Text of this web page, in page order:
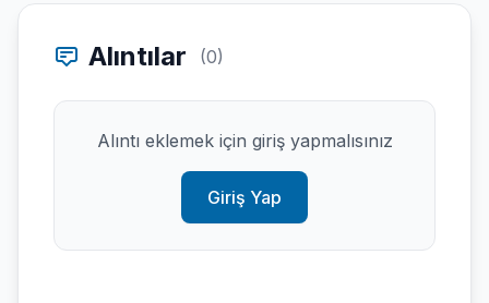
Alıntılar (0)
Alıntı eklemek için giriş yapmalısınız
Giriş Yap